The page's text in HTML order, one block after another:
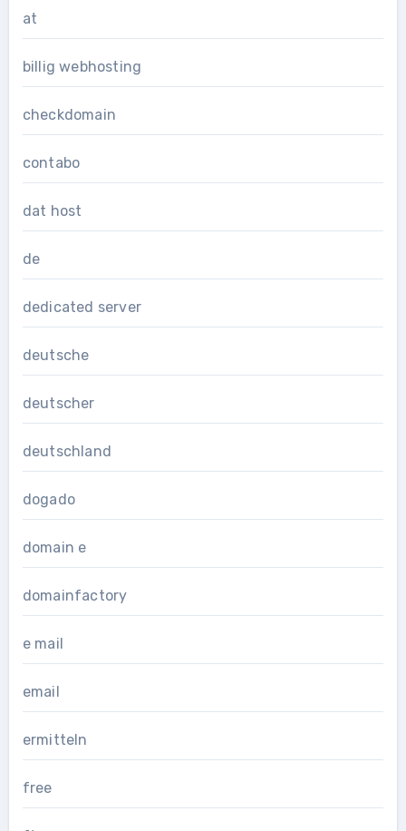
at
billig webhosting
checkdomain
contabo
dat host
de
dedicated server
deutsche
deutscher
deutschland
dogado
domain e
domainfactory
e mail
email
ermitteln
free